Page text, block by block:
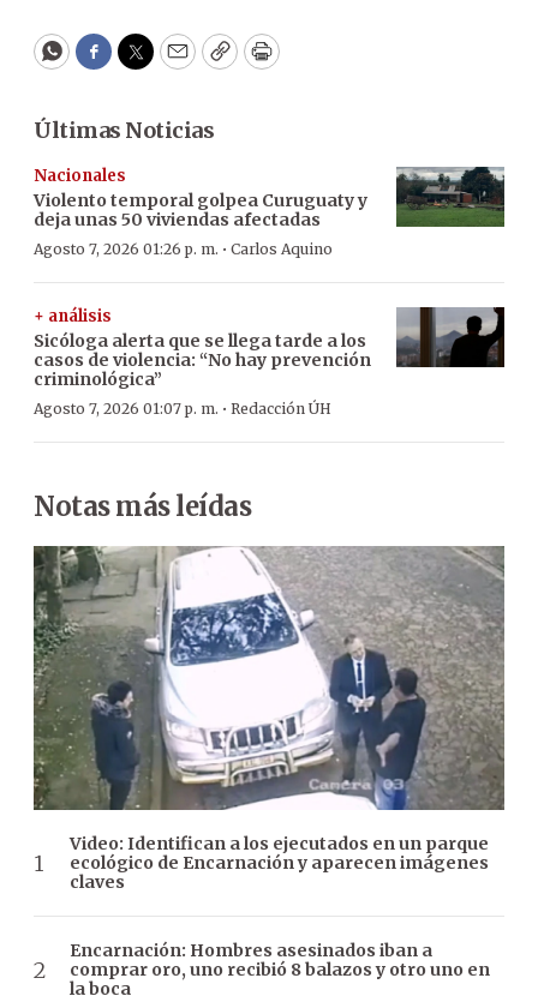
WhatsApp
Facebook
Twitter
EmailCopyPrint
Últimas Noticias
Nacionales
Violento temporal golpea Curuguaty y
deja unas 50 viviendas afectadas
Agosto 7, 2026 01:26 p. m. · Carlos Aquino
+ análisis
Sicóloga alerta que se llega tarde a los
casos de violencia: “No hay prevención
criminológica”
Agosto 7, 2026 01:07 p. m. · Redacción ÚH
Notas más leídas
Video: Identifican a los ejecutados en un parque
ecológico de Encarnación y aparecen imágenes
claves
Encarnación: Hombres asesinados iban a
comprar oro, uno recibió 8 balazos y otro uno en
la boca